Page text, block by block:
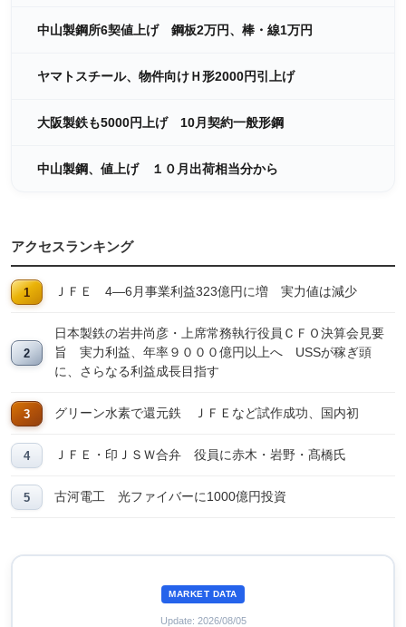
中山製鋼所6契値上げ 鋼板2万円、棒・線1万円
ヤマトスチール、物件向けＨ形2000円引上げ
大阪製鉄も5000円上げ 10月契約一般形鋼
中山製鋼、値上げ １０月出荷相当分から
アクセスランキング
ＪＦＥ 4―6月事業利益323億円に増 実力値は減少
日本製鉄の岩井尚彦・上席常務執行役員ＣＦＯ決算会見要
旨 実力利益、年率９０００億円以上へ USSが稼ぎ頭
に、さらなる利益成長目指す
グリーン水素で還元鉄 ＪＦＥなど試作成功、国内初
ＪＦＥ・印ＪＳＷ合弁 役員に赤木・岩野・髙橋氏
古河電工 光ファイバーに1000億円投資
MARKET DATA
Update: 2026/08/05